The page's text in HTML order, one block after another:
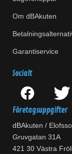
Om dBAkuten
Garantiservice
Socialt
Företagsuppgifter
dBAkuten /
Gruvgatan 31A
421 30 Västra